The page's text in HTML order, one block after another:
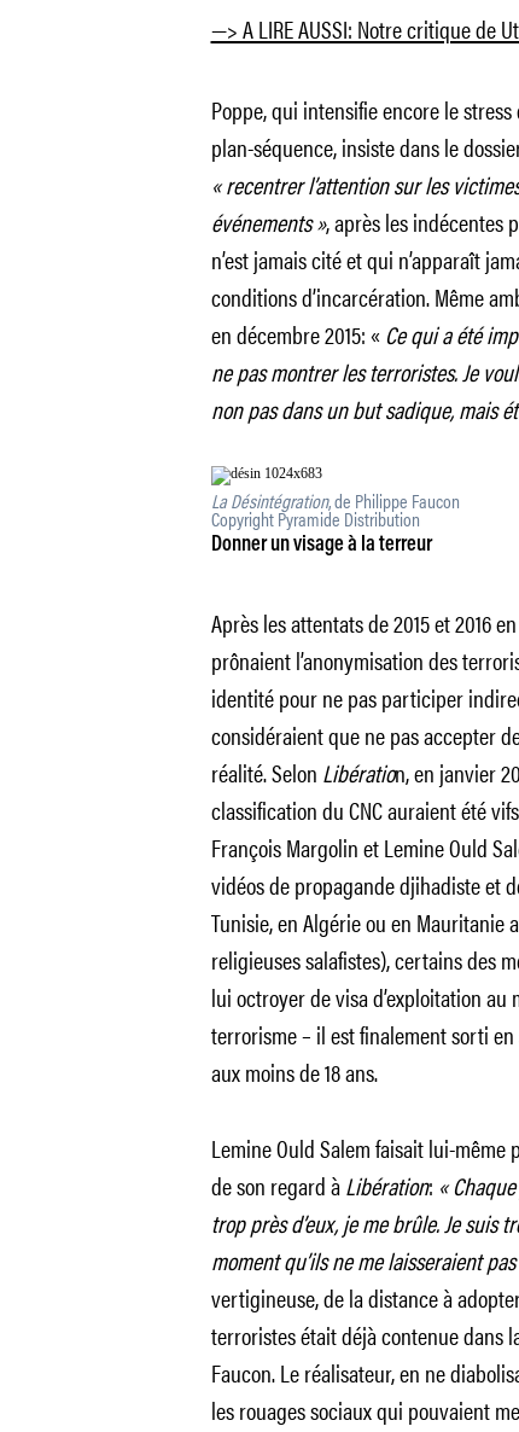
—> A LIRE AUSSI: Notre critique de
Poppe, qui intensifie encore le
plan-séquence, insiste dans le
« recentrer l’attention sur les
événements », après les indécentes
n’est jamais cité et qui n’apparaît
conditions d’incarcération. Même
en décembre 2015: « Ce qui a été
ne pas montrer les terroristes. Je
non pas dans un but sadique, mais
La Désintégration, de Philippe Faucon
Copyright Pyramide Distribution
Donner un visage à la terreur
Après les attentats de 2015 et 2016
prônaient l’anonymisation des
identité pour ne pas participer
considéraient que ne pas accepter
réalité. Selon Libération, en janvier
classification du CNC auraient été
François Margolin et Lemine Ould
vidéos de propagande djihadiste et
Tunisie, en Algérie ou en Mauritanie
religieuses salafistes), certains des
lui octroyer de visa d’exploitation
terrorisme – il est finalement sorti
aux moins de 18 ans.
Lemine Ould Salem faisait lui-
de son regard àLibération: «
trop près d’eux, je me brûle. Je suis
moment qu’ils ne me laisseraient
vertigineuse, de la distance à
terroristes était déjà contenue dans
Faucon. Le réalisateur, en ne
les rouages sociaux qui pouvaient